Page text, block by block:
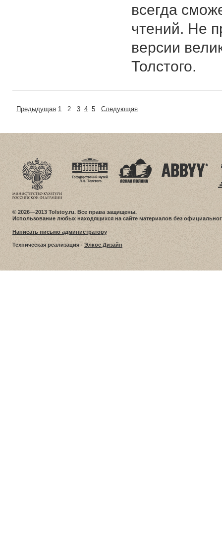
всегда
чтений. Не
версии
Толстого.
Предыдущая 1 2 3 4 5 Следующая
© 2026—2013 Tolstoy.ru. Все права защищены.
Использование любых находящихся на сайте материалов без
Написать письмо администратору
Техническая реализация - Элкос Дизайн